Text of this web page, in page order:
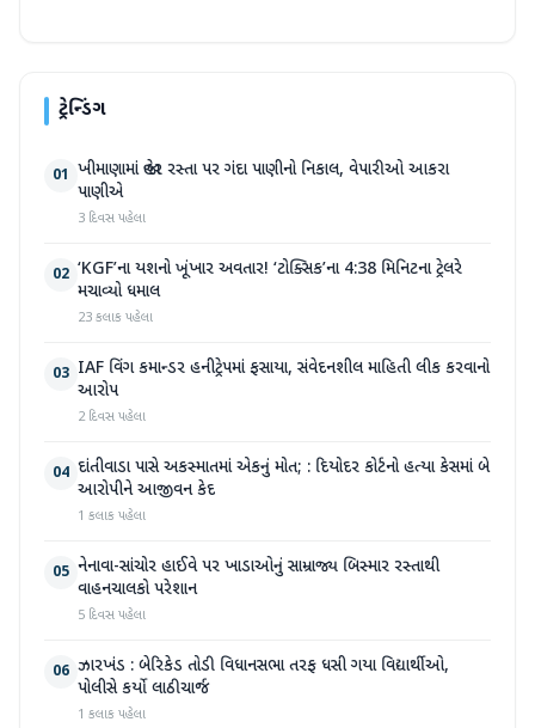
ટ્રેન્ડિંગ
01 ખીમાણામાં જાહેર રસ્તા પર ગંદા પાણીનો નિકાલ, વેપારીઓ આકરા
પાણીએ
3 દિવસ પહેલા
02 ‘KGF’ના યશનો ખૂંખાર અવતાર! ‘ટોક્સિક’ના 4:38 મિનિટના ટ્રેલરે
મચાવ્યો ધમાલ
23 કલાક પહેલા
03 IAF વિંગ કમાન્ડર હનીટ્રેપમાં ફસાયા, સંવેદનશીલ માહિતી લીક કરવાનો
આરોપ
2 દિવસ પહેલા
04 દાંતીવાડા પાસે અકસ્માતમાં એકનું મોત; : દિયોદર કોર્ટનો હત્યા કેસમાં બે
આરોપીને આજીવન કેદ
1 કલાક પહેલા
05 નેનાવા-સાંચોર હાઈવે પર ખાડાઓનું સામ્રાજ્ય બિસ્માર રસ્તાથી
વાહનચાલકો પરેશાન
5 દિવસ પહેલા
06 ઝારખંડ : બેરિકેડ તોડી વિધાનસભા તરફ ધસી ગયા વિદ્યાર્થીઓ,
પોલીસે કર્યો લાઠીચાર્જ
1 કલાક પહેલા